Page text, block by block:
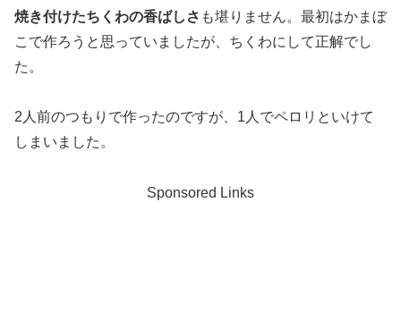
焼き付けたちくわの香ばしさ も堪りません。最初はかまぼ
こで作ろうと思っていましたが、ちくわにして正解でし
た。
2人前のつもりで作ったのですが、1人でペロリといけて
しまいました。
Sponsored Links